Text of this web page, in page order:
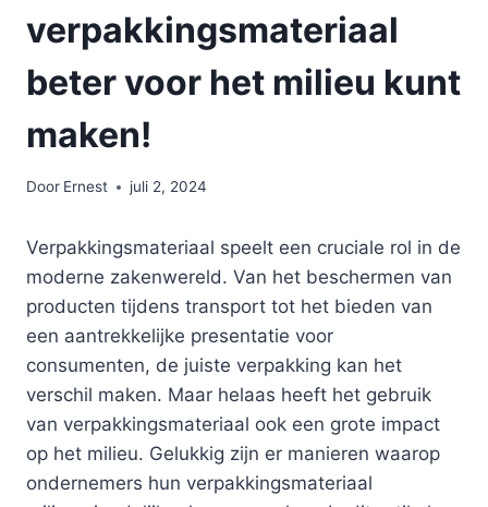
verpakkingsmateriaal
beter voor het milieu kunt
maken!
Door Ernest juli 2, 2024
Verpakkingsmateriaal speelt een cruciale rol in de
moderne zakenwereld. Van het beschermen van
producten tijdens transport tot het bieden van
een aantrekkelijke presentatie voor
consumenten, de juiste verpakking kan het
verschil maken. Maar helaas heeft het gebruik
van verpakkingsmateriaal ook een grote impact
op het milieu. Gelukkig zijn er manieren waarop
ondernemers hun verpakkingsmateriaal